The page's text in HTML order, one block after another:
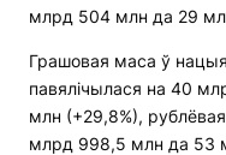
млрд 504 млн да 29
Грашовая маса ў
павялічылася на 40
млн (+29,8%),
млрд 998,5 млн да 53